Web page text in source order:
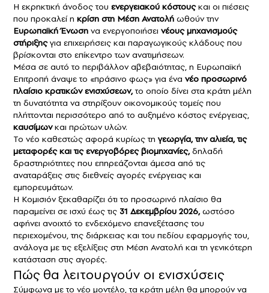
Η εκρηκτική άνοδος του ενεργειακού κόστουςκαι οι πιέσεις
που προκαλεί η κρίση στη Μέση Ανατολή ωθούν την
Ευρωπαϊκή Ένωση να ενεργοποιήσει νέους μηχανισμούς
στήριξηςγια επιχειρήσεις και παραγωγικούς κλάδους που
βρίσκονται στο επίκεντρο των ανατιμήσεων.
Μέσα σε αυτό το περιβάλλον αβεβαιότητας, η Ευρωπαϊκή
Επιτροπή άναψε το «πράσινο φως» για ένα νέο προσωρινό
πλαίσιο κρατικών ενισχύσεων,το οποίο δίνει στα κράτη μέλη
τη δυνατότητα να στηρίξουν οικονομικούς τομείς που
πλήττονται περισσότερο από το αυξημένο κόστος ενέργειας,
καυσίμων και πρώτων υλών.
Το νέο καθεστώς αφορά κυρίως τη γεωργία, την αλιεία, τις
μεταφορές και τις ενεργοβόρες βιομηχανίες,δηλαδή
δραστηριότητες που επηρεάζονται άμεσα από τις
αναταράξεις στις διεθνείς αγορές ενέργειας και
εμπορευμάτων.
Η Κομισιόν ξεκαθαρίζει ότι το προσωρινό πλαίσιο θα
παραμείνει σε ισχύ έως τις 31 Δεκεμβρίου 2026,ωστόσο
αφήνει ανοιχτό το ενδεχόμενο επανεξέτασης του
περιεχομένου, της διάρκειας και του πεδίου εφαρμογής του,
ανάλογα με τις εξελίξεις στη Μέση Ανατολή και τη γενικότερη
κατάσταση στις αγορές.
Πώς θα λειτουργούν οι ενισχύσεις
Σύμφωνα με το νέο μοντέλο, τα κράτη μέλη θα μπορούν να